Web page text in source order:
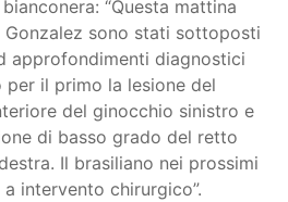
“Questa mattina
Gonzalez sono stati sottoposti
approfondimenti diagnostici
per il primo la lesione del
del ginocchio sinistro e
di basso grado del retto
Il brasiliano nei prossimi
intervento chirurgico”.